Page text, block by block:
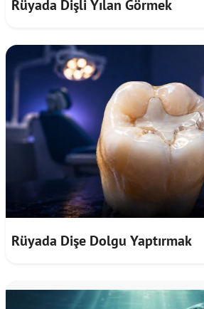
Rüyada Dişli Yılan Görmek
Rüyada Dişe Dolgu Yaptırmak